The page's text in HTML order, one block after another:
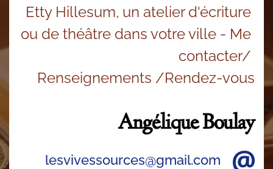
Etty Hillesum, un atelier d'écriture
ou de théâtre dans votre ville - Me
contacter/
Renseignements /Rendez-vous
Angélique Boulay
lesvivessources@gmail.com